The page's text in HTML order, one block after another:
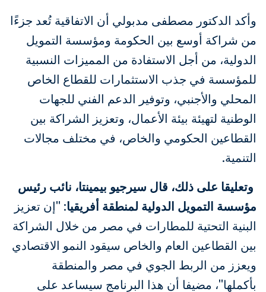
وأكد الدكتور مصطفى مدبولي أن الاتفاقية تُعد جزءًا
من شراكة أوسع بين الحكومة ومؤسسة التمويل
الدولية، من أجل الاستفادة من المميزات النسبية
للمؤسسة في جذب الاستثمارات للقطاع الخاص
المحلي والأجنبي، وتوفير الدعم الفني للجهات
الوطنية لتهيئة بيئة الأعمال، وتعزيز الشراكة بين
القطاعين الحكومي والخاص، في مختلف مجالات
التنمية.
وتعليقا على ذلك، قال سيرجيو بيمينتا، نائب رئيس
مؤسسة التمويل الدولية لمنطقة أفريقيا: "إن تعزيز
البنية التحتية للمطارات في مصر من خلال الشراكة
بين القطاعين العام والخاص سيقود النمو الاقتصادي
ويعزز من الربط الجوي في مصر والمنطقة
بأكملها"، مضيفا أن هذا البرنامج سيساعد على